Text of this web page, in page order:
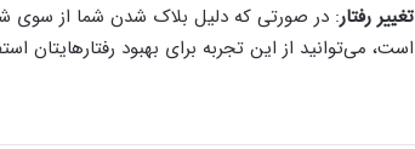
تغییر رفتار: در صورتی که دلیل بلاک شدن شما از سوی
است، می‌توانید از این تجربه برای بهبود رفتارهایتان